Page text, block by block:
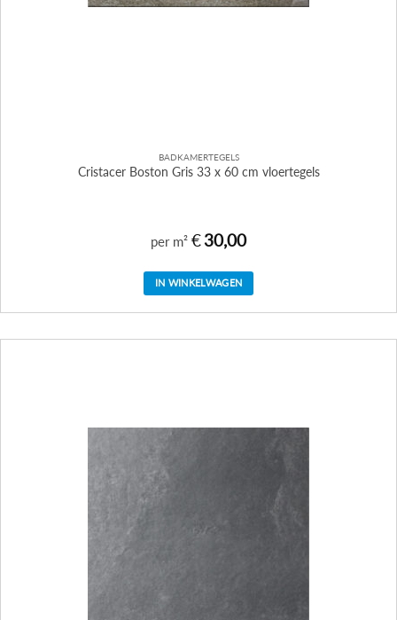
BADKAMERTEGELS
Cristacer Boston Gris 33 x 60 cm vloertegels
per m² €30,00
IN WINKELWAGEN